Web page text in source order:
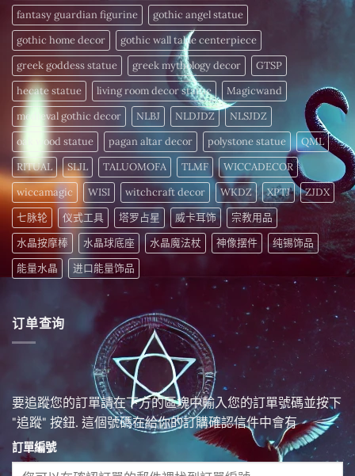
〉
中
胞
注
入
活
力〉
中
fantasy guardian figurine
gothic angel statue
gothic home decor
gothic wall table centerpiece
greek goddess statue
greek mythology decor
GTSP
hecate statue
living room decor statue
Magicwand
medieval gothic decor
NLBJ NLDJDZ
NLSJDZ
oak wood statue
pagan altar decor polystone statue
QML
RITUAL
SLJL TALUOMOFA TLMF
WICCADECOR
wiccamagic
WISI witchcraft decor WKDZ XPTJ
ZJDX
七脉轮
仪式工具 塔罗占星 威卡耳饰
宗教用品
水晶按摩棒
水晶球底座 水晶魔法杖 神像摆件
纯锡饰品
能量水晶
进口能量饰品
订单查询
要追蹤您的訂單請在下方的區塊中輸入您的訂單號碼並按下
"追蹤" 按鈕. 這個號碼在給你的訂購確認信件中會有
訂單編號